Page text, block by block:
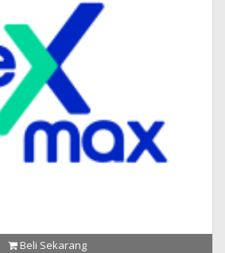
Beli Sekarang